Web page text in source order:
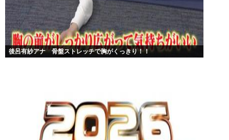
後呂有紗アナ 骨盤ストレッチで胸がくっきり！！